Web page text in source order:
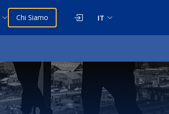
Chi Siamo IT